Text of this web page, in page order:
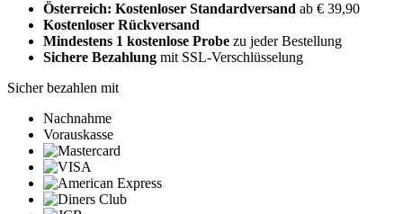
Österreich: Kostenloser Standardversand ab € 39,90
Kostenloser Rückversand
Mindestens 1 kostenlose Probe zu jeder Bestellung
Sichere Bezahlung mit SSL-Verschlüsselung
Sicher bezahlen mit
Nachnahme
Vorauskasse